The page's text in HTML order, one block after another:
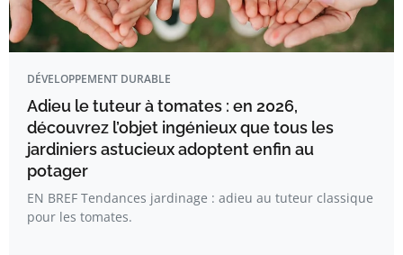
DÉVELOPPEMENT DURABLE
Adieu le tuteur à tomates : en 2026,
découvrez l’objet ingénieux que tous les
jardiniers astucieux adoptent enfin au
potager
EN BREF Tendances jardinage : adieu au tuteur classique
pour les tomates.